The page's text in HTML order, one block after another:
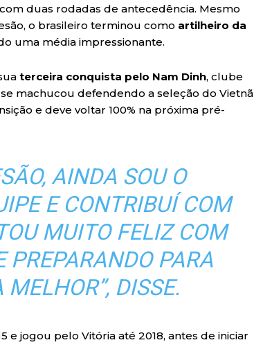
duas rodadas de antecedência. Mesmo
o brasileiro terminou como artilheiro da
uma média impressionante.
terceira conquista pelo Nam Dinh, clube
machucou defendendo a seleção do Vietnã
e deve voltar 100% na próxima pré-
AINDA SOU O
E CONTRIBUÍ COM
MUITO FELIZ COM
PREPARANDO PARA
DISSE.
e jogou pelo Vitória até 2018, antes de iniciar